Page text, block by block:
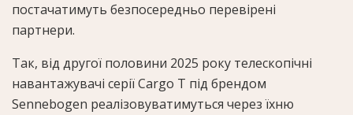
постачатимуть безпосередньо перевірені
партнери.
Так, від другої половини 2025 року телескопічні
навантажувачі серії Cargo T під брендом
Sennebogen реалізовуватимуться через їхню